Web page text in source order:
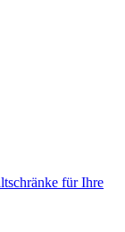
für Ihre